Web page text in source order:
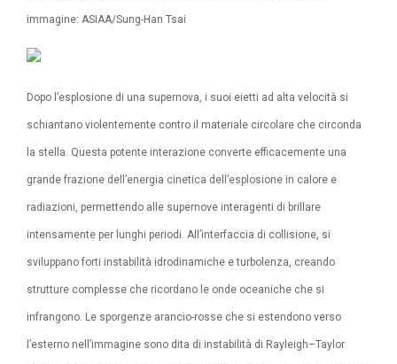
immagine: ASIAA/Sung-Han Tsai
Dopo l’esplosione di una supernova, i suoi eietti ad alta velocità si
schiantano violentemente contro il materiale circolare che circonda
la stella. Questa potente interazione converte efficacemente una
grande frazione dell’energia cinetica dell’esplosione in calore e
radiazioni, permettendo alle supernove interagenti di brillare
intensamente per lunghi periodi. All’interfaccia di collisione, si
sviluppano forti instabilità idrodinamiche e turbolenza, creando
strutture complesse che ricordano le onde oceaniche che si
infrangono. Le sporgenze arancio-rosse che si estendono verso
l’esterno nell’immagine sono dita di instabilità di Rayleigh–Taylor